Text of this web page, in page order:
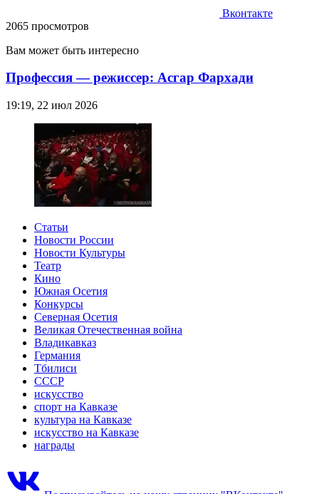
Вконтакте
2065 просмотров
Вам может быть интересно
Профессия — режиссер: Асгар Фархади
19:19, 22 июл 2026
Статьи
Новости России
Новости Культуры
Театр
Кино
Южная Осетия
Конкурсы
Северная Осетия
Великая Отечественная война
Владикавказ
Германия
Тбилиси
СССР
искусство
спорт на Кавказе
культура на Кавказе
искусство на Кавказе
награды